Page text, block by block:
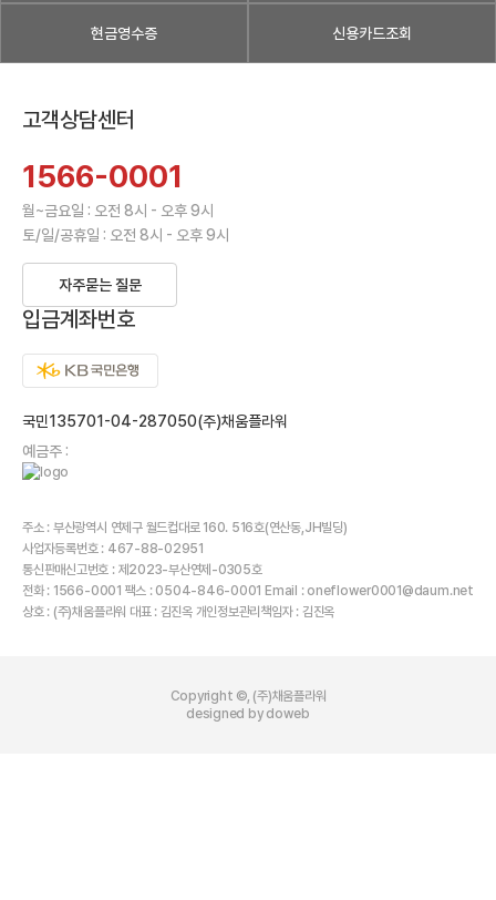
현금영수증 신용카드조회
고객상담센터
1566-0001
월~금요일 : 오전 8시 - 오후 9시
토/일/공휴일 : 오전 8시 - 오후 9시
자주묻는 질문
입금계좌번호
국민135701-04-287050(주)채움플라워
예금주 :
주소 : 부산광역시 연제구 월드컵대로 160. 516호(연산동,JH빌딩)
사업자등록번호 : 467-88-02951
통신판매신고번호 : 제2023-부산연제-0305호
전화 : 1566-0001 팩스 : 0504-846-0001 Email : oneflower0001@daum.net
상호 : (주)채움플라워 대표 : 김진옥 개인정보관리책임자 : 김진옥
Copyright ©, (주)채움플라워
designed by doweb